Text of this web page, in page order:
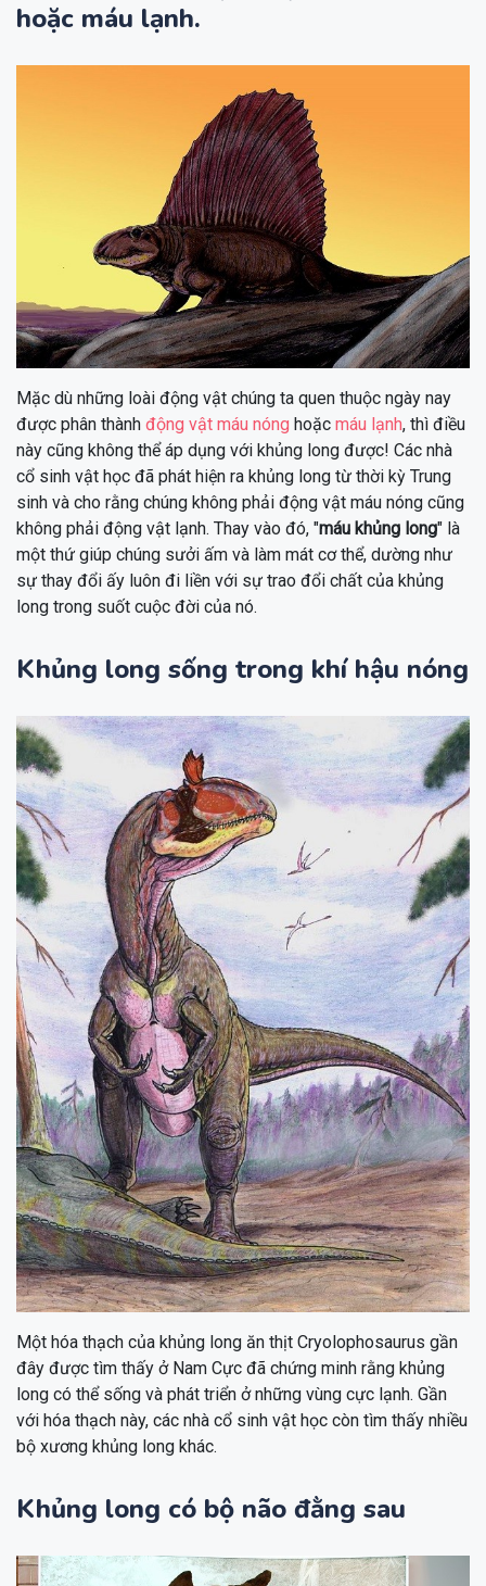
hoặc máu lạnh.
Mặc dù những loài động vật chúng ta quen thuộc ngày nay
được phân thành động vật máu nóng hoặc máu lạnh, thì điều
này cũng không thể áp dụng với khủng long được! Các nhà
cổ sinh vật học đã phát hiện ra khủng long từ thời kỳ Trung
sinh và cho rằng chúng không phải động vật máu nóng cũng
không phải động vật lạnh. Thay vào đó, "máu khủng long" là
một thứ giúp chúng sưởi ấm và làm mát cơ thể, dường như
sự thay đổi ấy luôn đi liền với sự trao đổi chất của khủng
long trong suốt cuộc đời của nó.
Khủng long sống trong khí hậu nóng
Một hóa thạch của khủng long ăn thịt Cryolophosaurus gần
đây được tìm thấy ở Nam Cực đã chứng minh rằng khủng
long có thể sống và phát triển ở những vùng cực lạnh. Gần
với hóa thạch này, các nhà cổ sinh vật học còn tìm thấy nhiều
bộ xương khủng long khác.
Khủng long có bộ não đằng sau